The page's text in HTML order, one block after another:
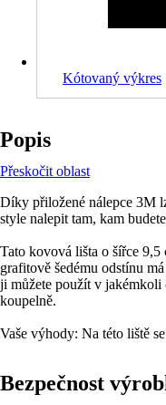
Kótovaný výkres
Popis
Přeskočit oblast
Díky přiložené nálepce 3M
style nalepit tam, kam
Tato kovová lišta o šířce
grafitově šedému odstínu
ji můžete použít v
koupelně.
Vaše výhody: Na této liště
Bezpečnost